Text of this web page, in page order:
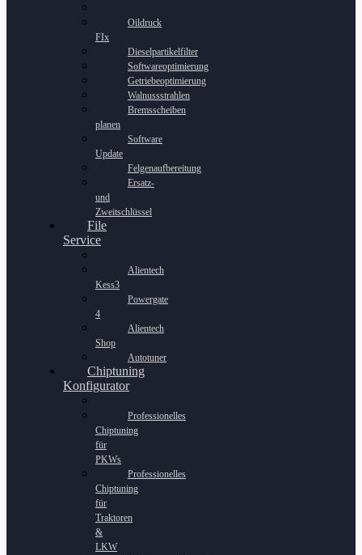
Oildruck
FIx
Dieselpartikelfilter
Softwareoptimierung
Getriebeoptimierung
Walnussstrahlen
Bremsscheiben
planen
Software
Update
Felgenaufbereitung
Ersatz-
und
Zweitschlüssel
File
Service
Alientech
Kess3
Powergate
4
Alientech
Shop
Autotuner
Chiptuning
Konfigurator
Professionelles
Chiptuning
für
PKWs
Professionelles
Chiptuning
für
Traktoren
&
LKW